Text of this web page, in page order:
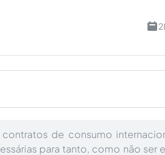
de consumo
para tanto, como não ser